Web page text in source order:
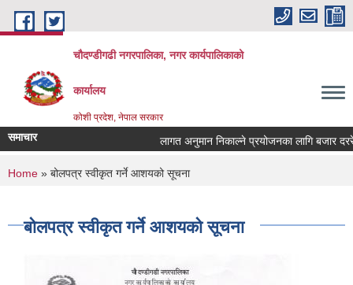
Skip to main content
चौदण्डीगढी नगरपालिका, नगर कार्यपालिकाको
कार्यालय
कोशी प्रदेश, नेपाल सरकार
समाचार लागत अनुमान निकाल्ने प्रयोजनका लागि बजार दररेट
खोपकर्ता (भ्याक्सिनेटर) आवश्यकता सम्वन्धी सूचना।
You are here
Home » बोलपत्र स्वीकृत गर्ने आशयको सूचना
बोलपत्र स्वीकृत गर्ने आशयको सूचना